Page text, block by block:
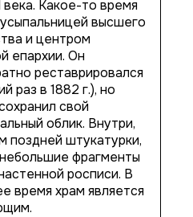
века. Какое-то время
высшего
и центром
епархии. Он
реставрировался
раз в 1882 г.), но
свой
облик. Внутри,
поздней штукатурки,
фрагменты
росписи. В
время храм является